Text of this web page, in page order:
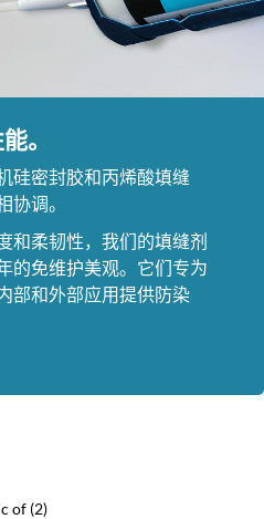
。
硅密封胶和丙烯酸填缝
协调。
和柔韧性，我们的填缝剂
的免维护美观。它们专为
部和外部应用提供防染
of (2)